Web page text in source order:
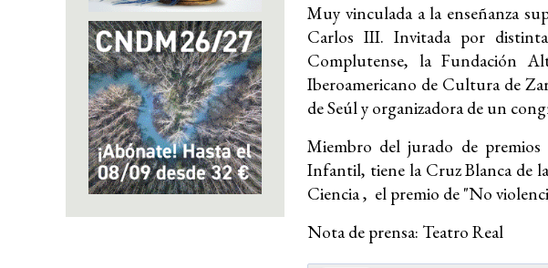
Muy vinculada a la enseñanza
Carlos III. Invitada por
Complutense, la Fundación
Iberoamericano de Cultura de
de Seúl y organizadora de un
Miembro del jurado de
Infantil, tiene la Cruz Blanca de
Ciencia , el premio de "No
Nota de prensa: Teatro Real